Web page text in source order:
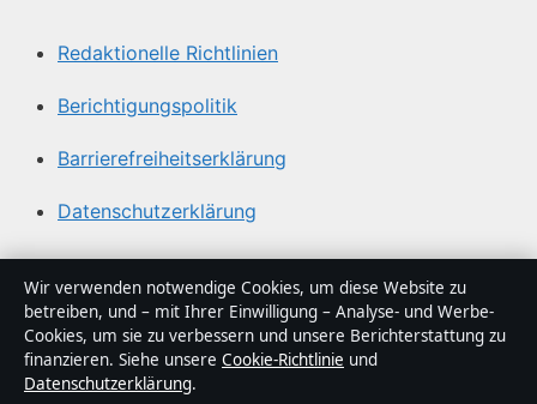
Redaktionelle Richtlinien
Berichtigungspolitik
Barrierefreiheitserklärung
Datenschutzerklärung
Über Trendlogik in Kürze
Trendlogik ist ein unabhängiger digitaler
Nachrichtenanbieter mit Fokus auf Politik, Wirtschaft,
Technik und Gesellschaft in Deutschland. Jeder Artikel
Wir verwenden notwendige Cookies, um diese Website zu
betreiben, und – mit Ihrer Einwilligung – Analyse- und Werbe-
Cookies, um sie zu verbessern und unsere Berichterstattung zu
finanzieren. Siehe unsere Cookie-Richtlinie und
Datenschutzerklärung.